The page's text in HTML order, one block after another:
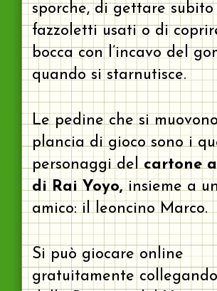
sporche, di gettare
fazzoletti usati o di
bocca con l’incavo del
quando si starnutisce.
Le pedine che si
plancia di gioco sono i
personaggi delcartone
di Rai Yoyo,insieme a
amico: il leoncino Marco.
Si può giocare online
gratuitamente